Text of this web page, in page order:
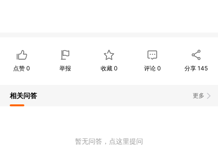
点赞0 举报 收藏 0 评论0 分享145
更多
相关问答
暂无问答，点这里提问